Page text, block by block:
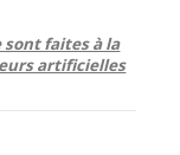
sont faites à la
artificielles